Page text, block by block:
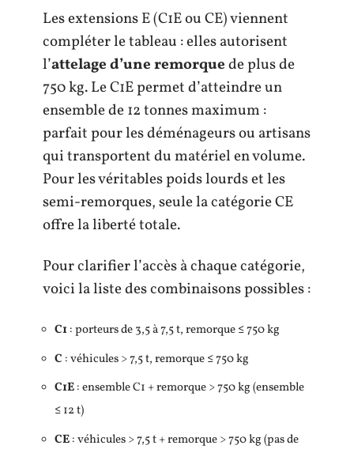
Les extensions E (C1E ou CE) viennent
compléter le tableau : elles autorisent
l’attelage d’une remorquede plus de
750 kg. Le C1E permet d’atteindre un
ensemble de 12 tonnes maximum :
parfait pour les déménageurs ou artisans
qui transportent du matériel en volume.
Pour les véritables poids lourds et les
semi-remorques, seule la catégorie CE
offre la liberté totale.
Pour clarifier l’accès à chaque catégorie,
voici la liste des combinaisons possibles :
C1: porteurs de 3,5 à 7,5 t, remorque ≤ 750 kg
C : véhicules > 7,5 t, remorque ≤ 750 kg
C1E: ensemble C1 + remorque > 750 kg (ensemble
≤ 12 t)
CE: véhicules > 7,5 t + remorque > 750 kg (pas de